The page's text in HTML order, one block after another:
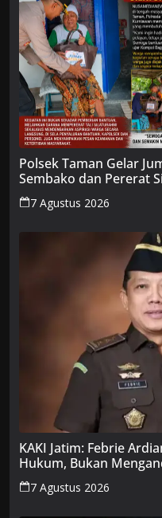
Polsek Taman Gelar
Sembako dan Pererat
7 Agustus 2026
KAKI Jatim: Febrie
Hukum, Bukan
7 Agustus 2026